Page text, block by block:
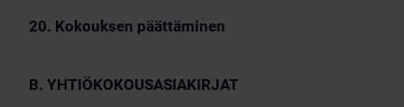
20. Kokouksen päättäminen
B. YHTIÖKOKOUSASIAKIRJAT